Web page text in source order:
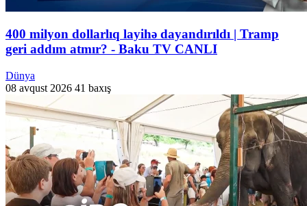
400 milyon dollarlıq layihə dayandırıldı | Tramp
geri addım atmır? - Baku TV CANLI
Dünya
08 avqust 2026 41 baxış